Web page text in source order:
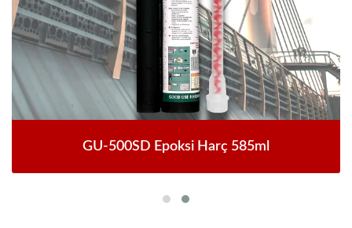
GU-500SD Epoksi Harç 585ml